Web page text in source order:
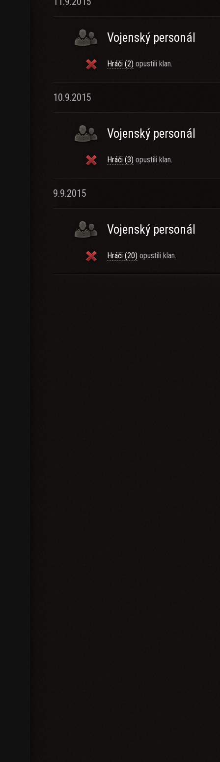
Vojenský personál
Hráči (2) opustili klan.
10.9.2015
Vojenský personál
Hráči (3) opustili klan.
9.9.2015
Vojenský personál
Hráči (20) opustili klan.